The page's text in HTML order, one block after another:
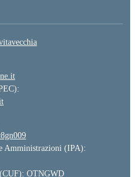
Amministrazioni (IPA):
OTNGWD